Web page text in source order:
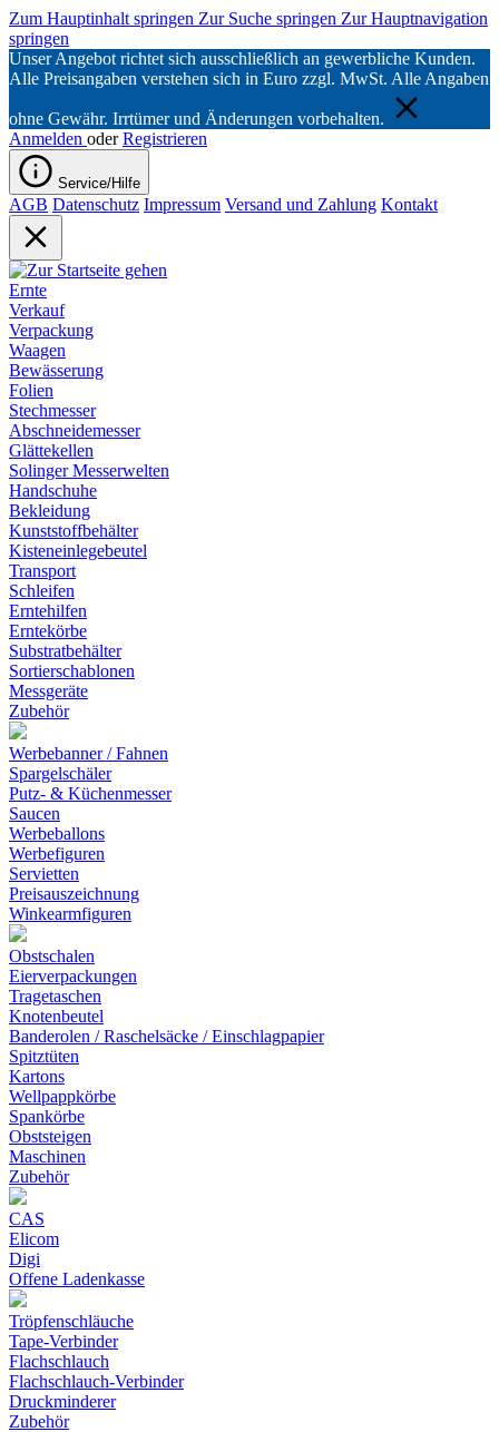
Zum Hauptinhalt springen Zur Suche springen Zur Hauptnavigation
springen
Unser Angebot richtet sich ausschließlich an gewerbliche Kunden.
Alle Preisangaben verstehen sich in Euro zzgl. MwSt. Alle Angaben
ohne Gewähr. Irrtümer und Änderungen vorbehalten.
Anmelden oder Registrieren
Service/Hilfe
AGB Datenschutz Impressum Versand und Zahlung Kontakt
Ernte
Verkauf
Verpackung
Waagen
Bewässerung
Folien
Stechmesser
Abschneidemesser
Glättekellen
Solinger Messerwelten
Handschuhe
Bekleidung
Kunststoffbehälter
Kisteneinlegebeutel
Transport
Schleifen
Erntehilfen
Erntekörbe
Substratbehälter
Sortierschablonen
Messgeräte
Zubehör
Werbebanner / Fahnen
Spargelschäler
Putz- & Küchenmesser
Saucen
Werbeballons
Werbefiguren
Servietten
Preisauszeichnung
Winkearmfiguren
Obstschalen
Eierverpackungen
Tragetaschen
Knotenbeutel
Banderolen / Raschelsäcke / Einschlagpapier
Spitztüten
Kartons
Wellpappkörbe
Spankörbe
Obststeigen
Maschinen
Zubehör
CAS
Elicom
Digi
Offene Ladenkasse
Tröpfenschläuche
Tape-Verbinder
Flachschlauch
Flachschlauch-Verbinder
Druckminderer
Zubehör